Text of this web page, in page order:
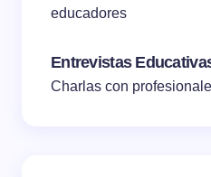
educadores
Entrevistas
Charlas con